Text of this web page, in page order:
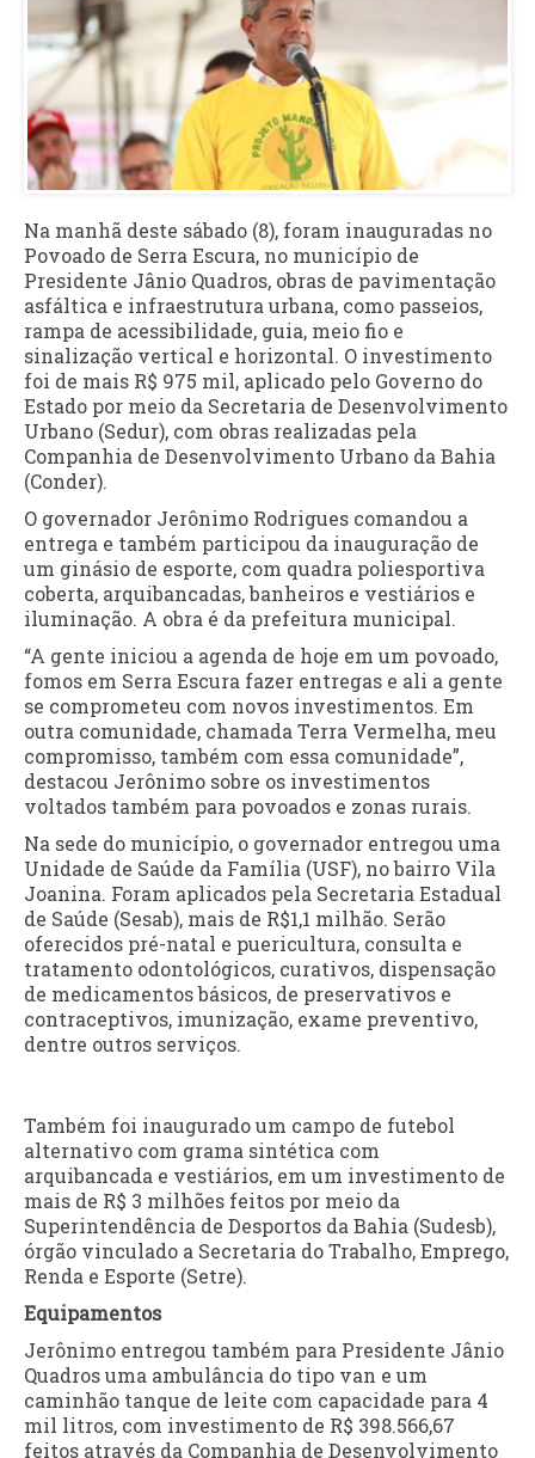
Na manhã deste sábado (8), foram inauguradas no
Povoado de Serra Escura, no município de
Presidente Jânio Quadros, obras de pavimentação
asfáltica e infraestrutura urbana, como passeios,
rampa de acessibilidade, guia, meio fio e
sinalização vertical e horizontal. O investimento
foi de mais R$ 975 mil, aplicado pelo Governo do
Estado por meio da Secretaria de Desenvolvimento
Urbano (Sedur), com obras realizadas pela
Companhia de Desenvolvimento Urbano da Bahia
(Conder).
O governador Jerônimo Rodrigues comandou a
entrega e também participou da inauguração de
um ginásio de esporte, com quadra poliesportiva
coberta, arquibancadas, banheiros e vestiários e
iluminação. A obra é da prefeitura municipal.
“A gente iniciou a agenda de hoje em um povoado,
fomos em Serra Escura fazer entregas e ali a gente
se comprometeu com novos investimentos. Em
outra comunidade, chamada Terra Vermelha, meu
compromisso, também com essa comunidade”,
destacou Jerônimo sobre os investimentos
voltados também para povoados e zonas rurais.
Na sede do município, o governador entregou uma
Unidade de Saúde da Família (USF), no bairro Vila
Joanina. Foram aplicados pela Secretaria Estadual
de Saúde (Sesab), mais de R$1,1 milhão. Serão
oferecidos pré-natal e puericultura, consulta e
tratamento odontológicos, curativos, dispensação
de medicamentos básicos, de preservativos e
contraceptivos, imunização, exame preventivo,
dentre outros serviços.
Também foi inaugurado um campo de futebol
alternativo com grama sintética com
arquibancada e vestiários, em um investimento de
mais de R$ 3 milhões feitos por meio da
Superintendência de Desportos da Bahia (Sudesb),
órgão vinculado a Secretaria do Trabalho, Emprego,
Renda e Esporte (Setre).
Equipamentos
Jerônimo entregou também para Presidente Jânio
Quadros uma ambulância do tipo van e um
caminhão tanque de leite com capacidade para 4
mil litros, com investimento de R$ 398.566,67
feitos através da Companhia de Desenvolvimento